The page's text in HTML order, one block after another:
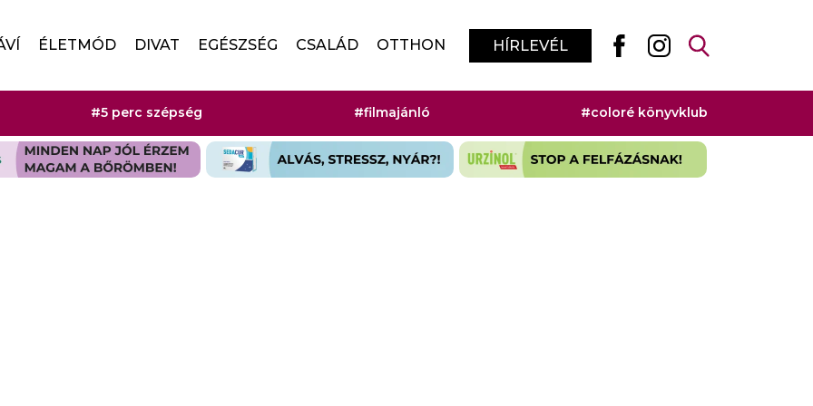
ÉLETMÓD DIVAT EGÉSZSÉG CSALÁD OTTHON HÍRLEVÉL
#5 perc szépség #filmajánló #coloré könyvklub